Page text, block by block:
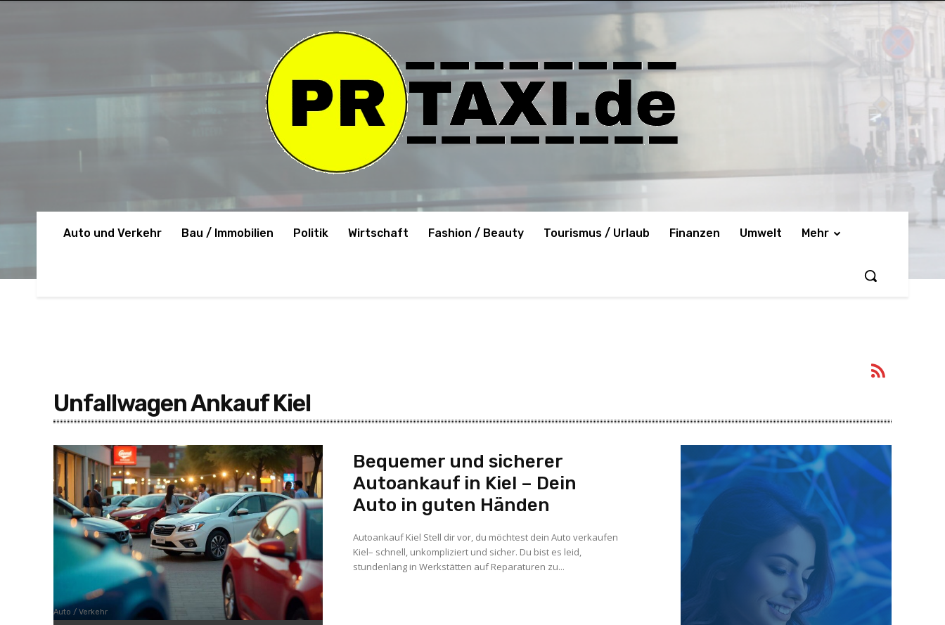
Auto und Verkehr Bau / Immobilien Politik Wirtschaft Fashion / Beauty Tourismus / Urlaub Finanzen Umwelt Mehr
Unfallwagen Ankauf Kiel
Auto / Verkehr
Bequemer und sicherer
Autoankauf in Kiel – Dein
Auto in guten Händen
Autoankauf Kiel Stell dir vor, du möchtest dein Auto verkaufen
Kiel– schnell, unkompliziert und sicher. Du bist es leid,
stundenlang in Werkstätten auf Reparaturen zu...